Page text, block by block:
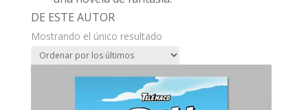
DE ESTE AUTOR
Mostrando el único resultado